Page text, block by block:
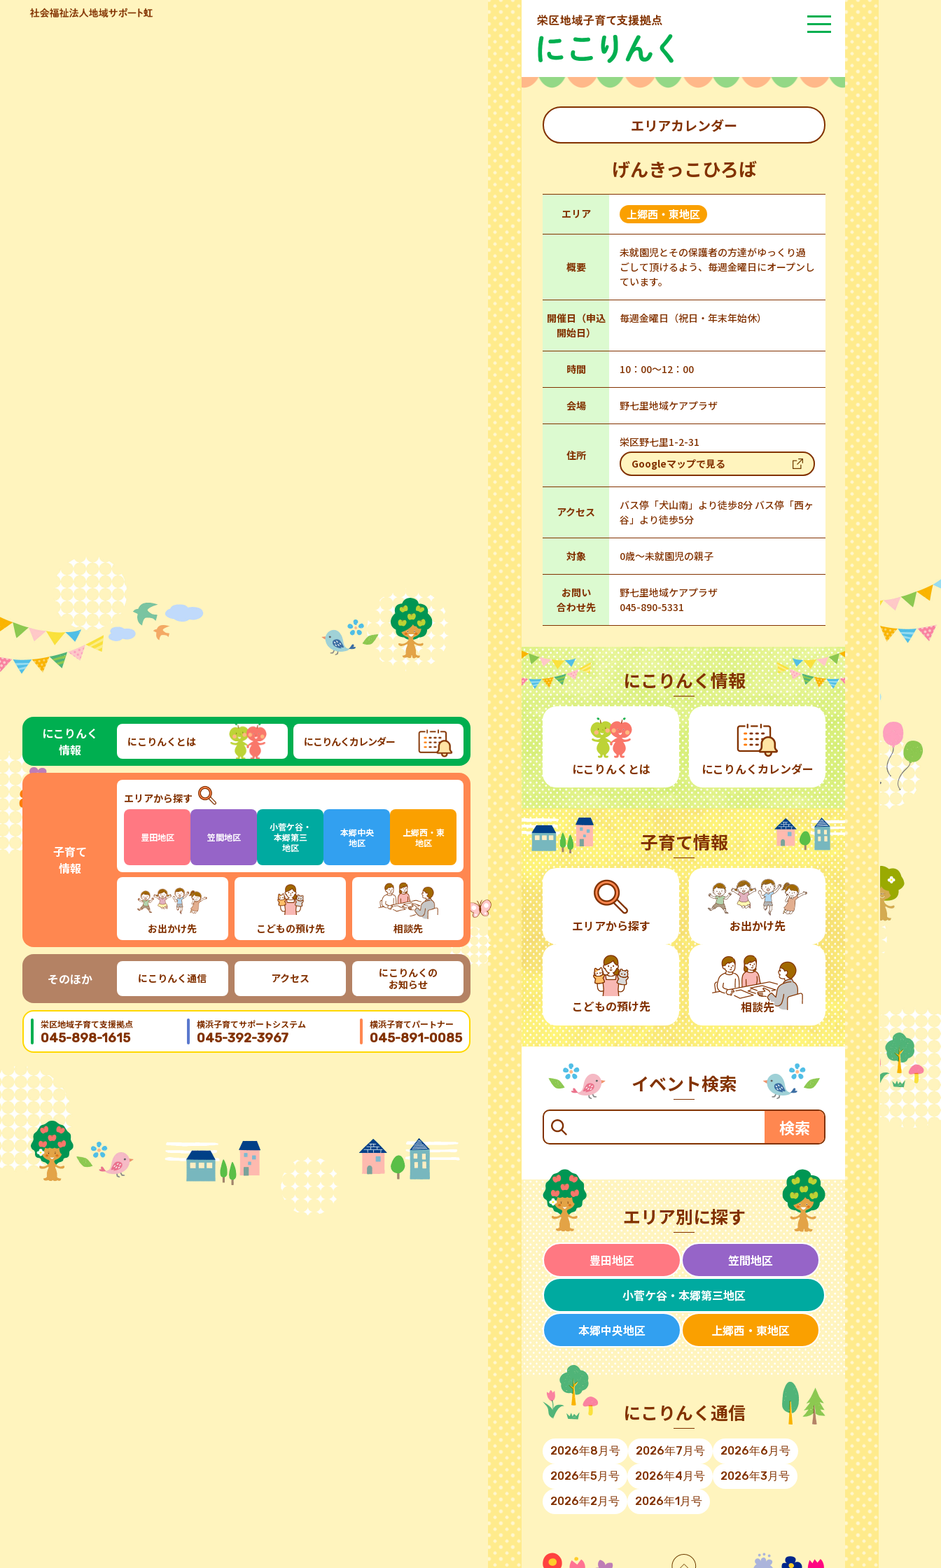
にこりんく
情報
にこりんくとは にこりんくカレンダー
子育て
情報
エリアから探す
豊田地区 笠間地区
小菅ケ谷・
本郷第三
地区
本郷中央
地区
上郷西・東
地区
お出かけ先 こどもの預け先 相談先
そのほか にこりんく通信 アクセス
にこりんくの
お知らせ
栄区地域⼦育て⽀援拠点
045-898-1615
横浜子育てサポートシステム
045-392-3967
横浜子育てパートナー
045-891-0085
エリアカレンダー
げんきっこひろば
エリア 上郷西・東地区
概要
未就園児とその保護者の方達がゆっくり過
ごして頂けるよう、毎週金曜日にオープンし
ています。
開催日（申込
開始日）
毎週金曜日（祝日・年末年始休）
時間 10：00～12：00
会場 野七里地域ケアプラザ
住所
栄区野七里1-2-31
Googleマップで見る
アクセス
バス停「犬山南」より徒歩8分 バス停「西ヶ
谷」より徒歩5分
対象 0歳～未就園児の親子
お問い
合わせ先
野七里地域ケアプラザ
045-890-5331
にこりんく情報
にこりんくとは にこりんくカレンダー
子育て情報
エリアから探す お出かけ先
こどもの預け先 相談先
イベント検索
エリア別に探す
豊田地区 笠間地区
小菅ケ谷・本郷第三地区
本郷中央地区 上郷西・東地区
にこりんく通信
2026年8月号 2026年7月号
2026年6月号
2026年5月号
2026年4月号
2026年3月号
2026年2月号
2026年1月号